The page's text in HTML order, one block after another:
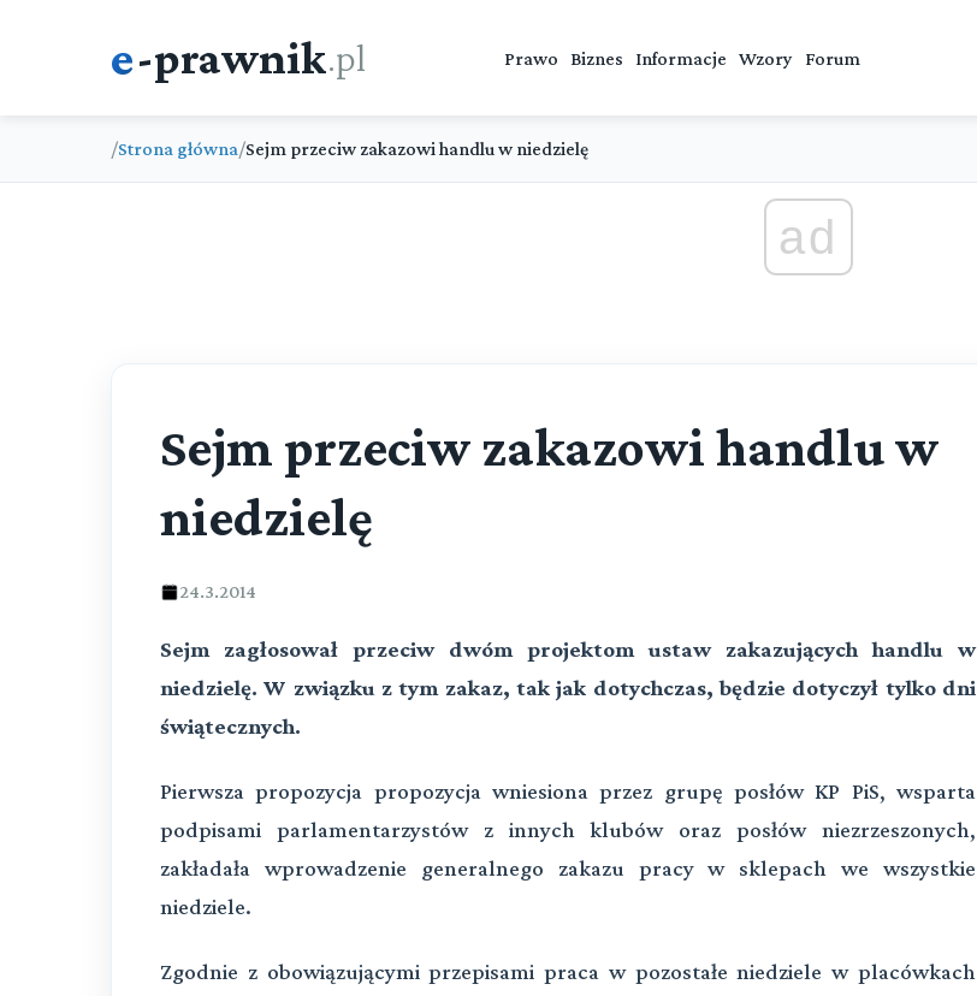
e-prawnik.pl Prawo Biznes Informacje Wzory Forum
/Strona główna/Sejm przeciw zakazowi handlu w niedzielę
ad
Sejm przeciw zakazowi handlu w
niedzielę
24.3.2014
Sejm zagłosował przeciw dwóm projektom ustaw zakazujących handlu w
niedzielę. W związku z tym zakaz, tak jak dotychczas, będzie dotyczył tylko dni
świątecznych.
Pierwsza propozycja propozycja wniesiona przez grupę posłów KP PiS, wsparta
podpisami parlamentarzystów z innych klubów oraz posłów niezrzeszonych,
zakładała wprowadzenie generalnego zakazu pracy w sklepach we wszystkie
niedziele.
Zgodnie z obowiązującymi przepisami praca w pozostałe niedziele w placówkach